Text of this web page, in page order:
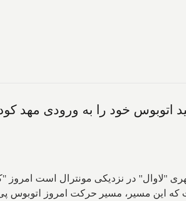
"لاوال" در نزدیکی مونترال است امروز
این مسیر، مسیر حرکت امروز اتوبوس